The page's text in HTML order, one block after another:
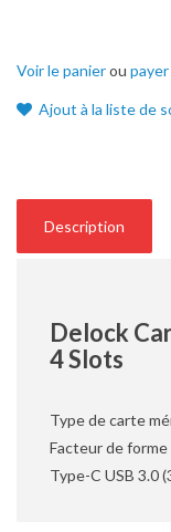
Voir le panierou
Ajout à la liste de
Description
Delock
4 Slots
Type de carte
Facteur de
Type-C USB 3.0